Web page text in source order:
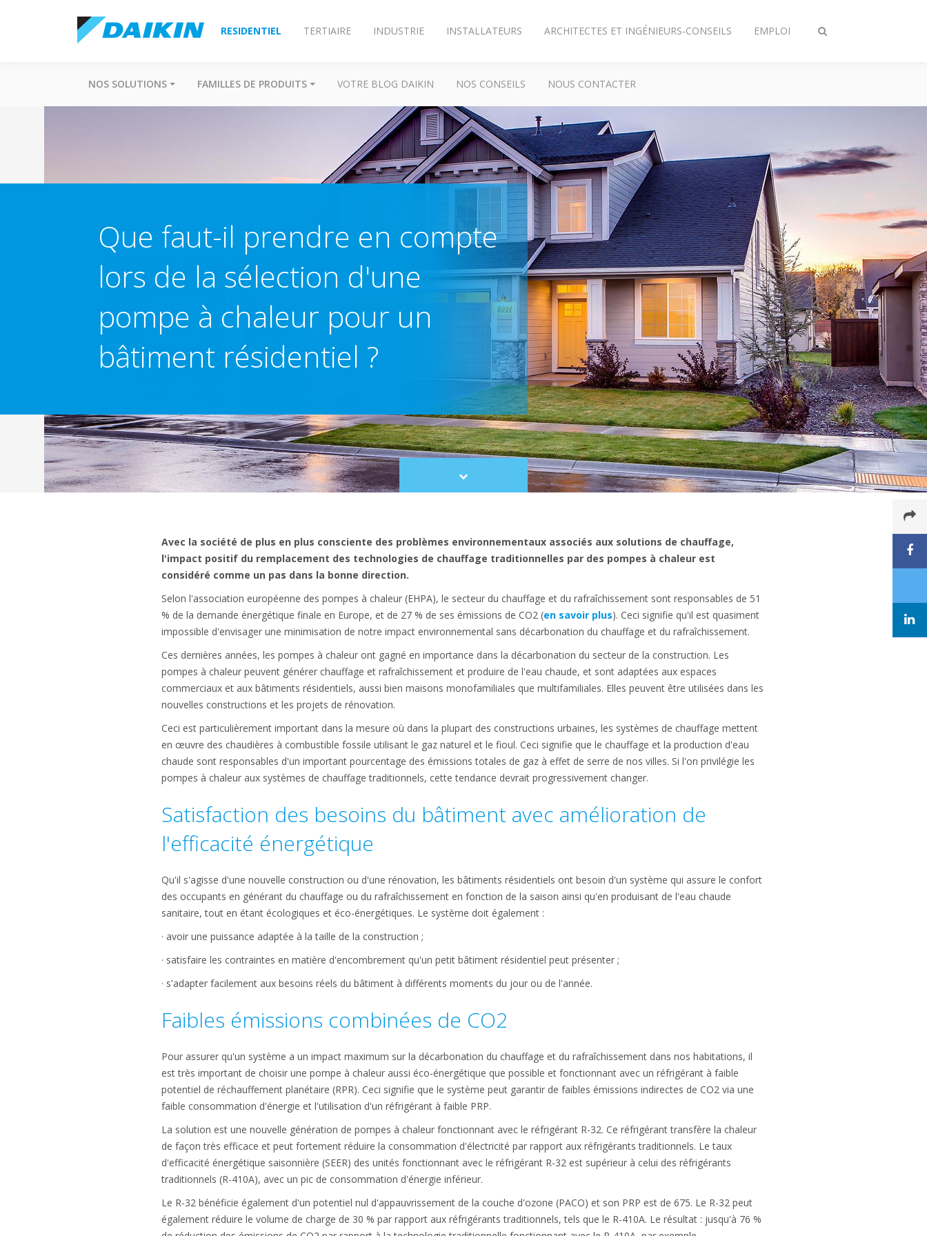
Afficher/masquer
RESIDENTIEL TERTIAIRE INDUSTRIE INSTALLATEURS ARCHITECTES ET INGÉNIEURS-CONSEILS EMPLOI
NOS SOLUTIONS FAMILLES DE PRODUITS VOTRE BLOG DAIKIN NOS CONSEILS NOUS CONTACTER
Que faut-il prendre en compte
lors de la sélection d'une
pompe à chaleur pour un
bâtiment résidentiel ?
Scroll
to
Avec la société de plus en plus consciente des problèmes environnementaux associés aux solutions de chauffage,
l'impact positif du remplacement des technologies de chauffage traditionnelles par des pompes à chaleur est
considéré comme un pas dans la bonne direction.
Selon l'association européenne des pompes à chaleur (EHPA), le secteur du chauffage et du rafraîchissement sont responsables de 51
% de la demande énergétique finale en Europe, et de 27 % de ses émissions de CO2 (en savoir plus). Ceci signifie qu'il est quasiment
impossible d'envisager une minimisation de notre impact environnemental sans décarbonation du chauffage et du rafraîchissement.
Ces dernières années, les pompes à chaleur ont gagné en importance dans la décarbonation du secteur de la construction. Les
pompes à chaleur peuvent générer chauffage et rafraîchissement et produire de l'eau chaude, et sont adaptées aux espaces
commerciaux et aux bâtiments résidentiels, aussi bien maisons monofamiliales que multifamiliales. Elles peuvent être utilisées dans les
nouvelles constructions et les projets de rénovation.
Ceci est particulièrement important dans la mesure où dans la plupart des constructions urbaines, les systèmes de chauffage mettent
en œuvre des chaudières à combustible fossile utilisant le gaz naturel et le fioul. Ceci signifie que le chauffage et la production d'eau
chaude sont responsables d'un important pourcentage des émissions totales de gaz à effet de serre de nos villes. Si l'on privilégie les
pompes à chaleur aux systèmes de chauffage traditionnels, cette tendance devrait progressivement changer.
Satisfaction des besoins du bâtiment avec amélioration de
l'efficacité énergétique
Qu'il s'agisse d'une nouvelle construction ou d'une rénovation, les bâtiments résidentiels ont besoin d'un système qui assure le confort
des occupants en générant du chauffage ou du rafraîchissement en fonction de la saison ainsi qu'en produisant de l'eau chaude
sanitaire, tout en étant écologiques et éco-énergétiques. Le système doit également :
· avoir une puissance adaptée à la taille de la construction ;
· satisfaire les contraintes en matière d'encombrement qu'un petit bâtiment résidentiel peut présenter ;
· s'adapter facilement aux besoins réels du bâtiment à différents moments du jour ou de l'année.
Faibles émissions combinées de CO2
Pour assurer qu'un système a un impact maximum sur la décarbonation du chauffage et du rafraîchissement dans nos habitations, il
est très important de choisir une pompe à chaleur aussi éco-énergétique que possible et fonctionnant avec un réfrigérant à faible
potentiel de réchauffement planétaire (RPR). Ceci signifie que le système peut garantir de faibles émissions indirectes de CO2 via une
faible consommation d'énergie et l'utilisation d'un réfrigérant à faible PRP.
La solution est une nouvelle génération de pompes à chaleur fonctionnant avec le réfrigérant R-32. Ce réfrigérant transfère la chaleur
de façon très efficace et peut fortement réduire la consommation d'électricité par rapport aux réfrigérants traditionnels. Le taux
d'efficacité énergétique saisonnière (SEER) des unités fonctionnant avec le réfrigérant R-32 est supérieur à celui des réfrigérants
traditionnels (R-410A), avec un pic de consommation d'énergie inférieur.
Le R-32 bénéficie également d'un potentiel nul d'appauvrissement de la couche d'ozone (PACO) et son PRP est de 675. Le R-32 peut
également réduire le volume de charge de 30 % par rapport aux réfrigérants traditionnels, tels que le R-410A. Le résultat : jusqu'à 76 %